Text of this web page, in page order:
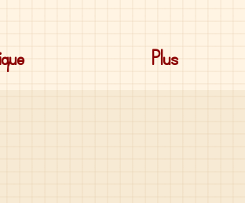
Plus